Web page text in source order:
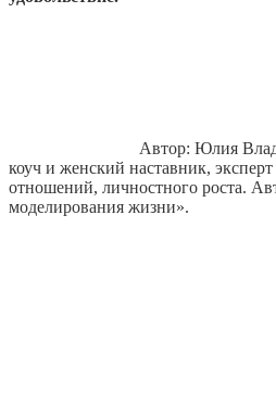
Автор: Юлия
коуч и женский наставник,
отношений, личностного роста.
моделирования жизни».